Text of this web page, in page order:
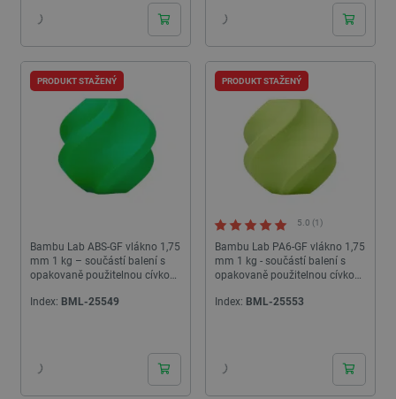
Bambu Lab ABS-GF vlákno 1,75
mm 1 kg – součástí balení s
opakovaně použitelnou cívkou
Index: BML-25549
PRODUKT STAŽENÝ
Bambu Lab PA6-GF vlákno 1,75
mm 1 kg - součástí balení s
opakovaně použitelnou cívkou -
5.0 (1)
Index: BML-25553
PRODUKT STAŽENÝ